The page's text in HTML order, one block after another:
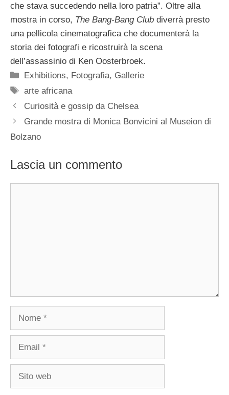
che stava succedendo nella loro patria”. Oltre alla
mostra in corso, The Bang-Bang Club diverrà presto
una pellicola cinematografica che documenterà la
storia dei fotografi e ricostruirà la scena
dell’assassinio di Ken Oosterbroek.
Categorie
Exhibitions, Fotografia, Gallerie
Tag
arte africana
Curiosità e gossip da Chelsea
Grande mostra di Monica Bonvicini al Museion di
Bolzano
Lascia un commento
Nome
Email
Sito